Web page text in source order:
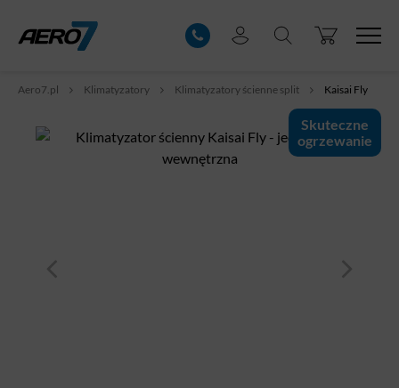
Aero7.pl Klimatyzatory Klimatyzatory ścienne split Kaisai Fly
Skuteczne
ogrzewanie